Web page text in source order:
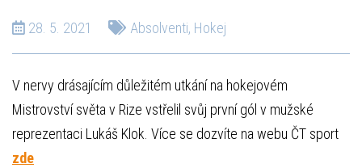
28. 5. 2021 Absolventi, Hokej
V nervy drásajícím důležitém utkání na hokejovém
Mistrovství světa v Rize vstřelil svůj první gól v mužské
reprezentaci Lukáš Klok. Více se dozvíte na webu ČT sport
zde